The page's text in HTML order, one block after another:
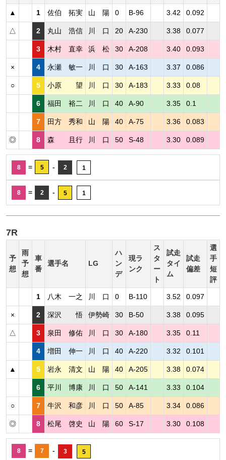
▲ 1 佐伯 拓実 山 陽 0 B-96 3.42 0.092
△ 2 丸山 浩信 川 口 20 A-230 3.38 0.077
3 木村 直幸 浜 松 30 A-208 3.40 0.093
× 4 永瀬 敏一 川 口 30 A-163 3.37 0.086
○ 5 小原 望 川 口 30 A-183 3.33 0.08
6 福田 裕二 川 口 40 A-90 3.35 0.1
7 田方 秀和 山 陽 40 A-75 3.36 0.083
◎ 8 森 且行 川 口 50 S-48 3.30 0.089
8 = 5 - 2 1
8 = 2 - 5 1
7R
予
想
雨
予
想
車
番
選手名 LG
ハ
ン
デ
現ラ
ンク
ス
タ
ー
ト
試走
タイ
ム
試走
偏差
選
手
短
評
1 八木 一之 川 口 0 B-110 3.52 0.097
× 2 深沢 悟 伊勢崎 30 B-50 3.38 0.095
△ 3 泉田 修佑 川 口 30 A-180 3.35 0.11
4 増田 伸一 川 口 40 A-220 3.32 0.101
▲ 5 岩永 清文 山 陽 40 A-205 3.38 0.074
6 平川 博康 川 口 50 A-141 3.33 0.104
○ 7 牛沢 和彦 川 口 50 A-85 3.34 0.086
◎ 8 松尾 啓史 山 陽 60 S-17 3.30 0.108
8 = 7 - 3 5